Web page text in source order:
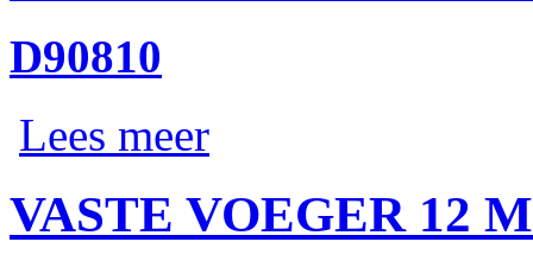
D90810
Lees meer
VASTE VOEGER 12